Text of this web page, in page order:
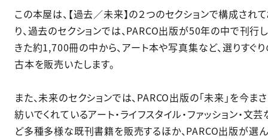
この本屋は、【過去／未来】の２つのセクションで構成され
り、過去のセクションでは、PARCO出版が50年の中で刊行
きた約1,700冊の中から、アート本や写真集など、選りすぐ
古本を販売いたします。​
また、未来のセクションでは、PARCO出版の「未来」を今ま
紡いでくれているアート・ライフスタイル・ファッション・文芸
ど多種多様な既刊書籍を販売するほか、PARCO出版が選ん